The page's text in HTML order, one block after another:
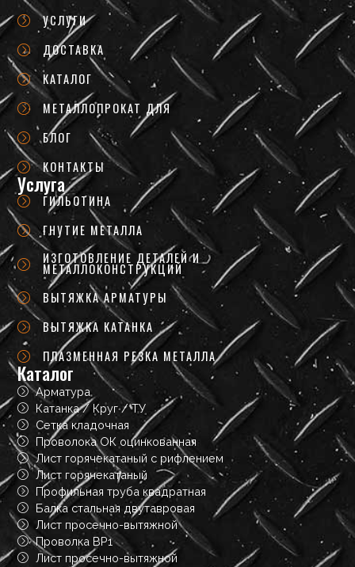
УСЛУГИ
ДОСТАВКА
КАТАЛОГ
МЕТАЛЛОПРОКАТ ДЛЯ
БЛОГ
КОНТАКТЫ
Услуга
ГИЛЬОТИНА
ГНУТИЕ МЕТАЛЛА
ИЗГОТОВЛЕНИЕ ДЕТАЛЕЙ И
МЕТАЛЛОКОНСТРУКЦИЙ
ВЫТЯЖКА АРМАТУРЫ
ВЫТЯЖКА КАТАНКА
ПЛАЗМЕННАЯ РЕЗКА МЕТАЛЛА
Каталог
Арматура
Катанка / Круг / ТУ
Сетка кладочная
Проволока ОК оцинкованная
Лист горячекатаный с рифлением
Лист горячекатаный
Профильная труба квадратная
Балка стальная двутавровая
Лист просечно-вытяжной
Проволка ВР1
Лист просечно-вытяжной